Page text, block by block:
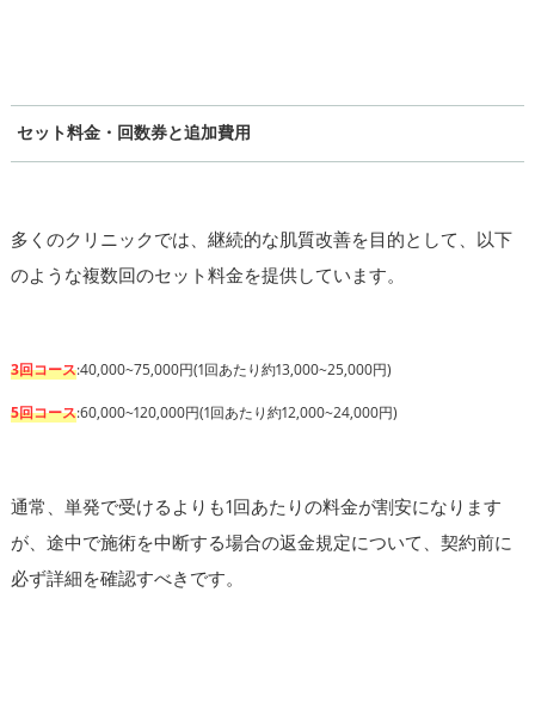
セット料金・回数券と追加費用
多くのクリニックでは、継続的な肌質改善を目的として、以下
のような複数回のセット料金を提供しています。
3回コース:40,000~75,000円(1回あたり約13,000~25,000円)
5回コース:60,000~120,000円(1回あたり約12,000~24,000円)
通常、単発で受けるよりも1回あたりの料金が割安になります
が、途中で施術を中断する場合の返金規定について、契約前に
必ず詳細を確認すべきです。